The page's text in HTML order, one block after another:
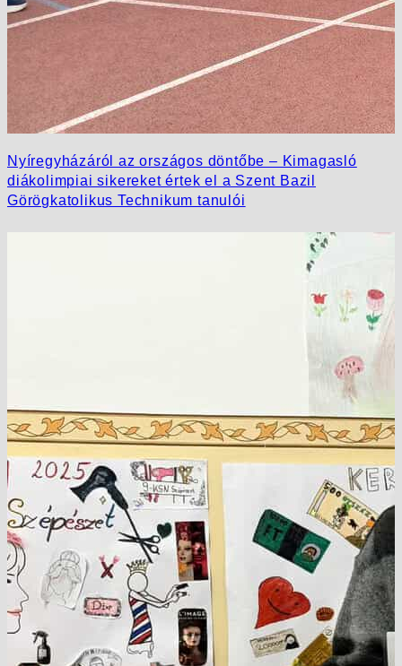
Nyíregyházáról az országos döntőbe – Kimagasló
diákolimpiai sikereket értek el a Szent Bazil
Görögkatolikus Technikum tanulói